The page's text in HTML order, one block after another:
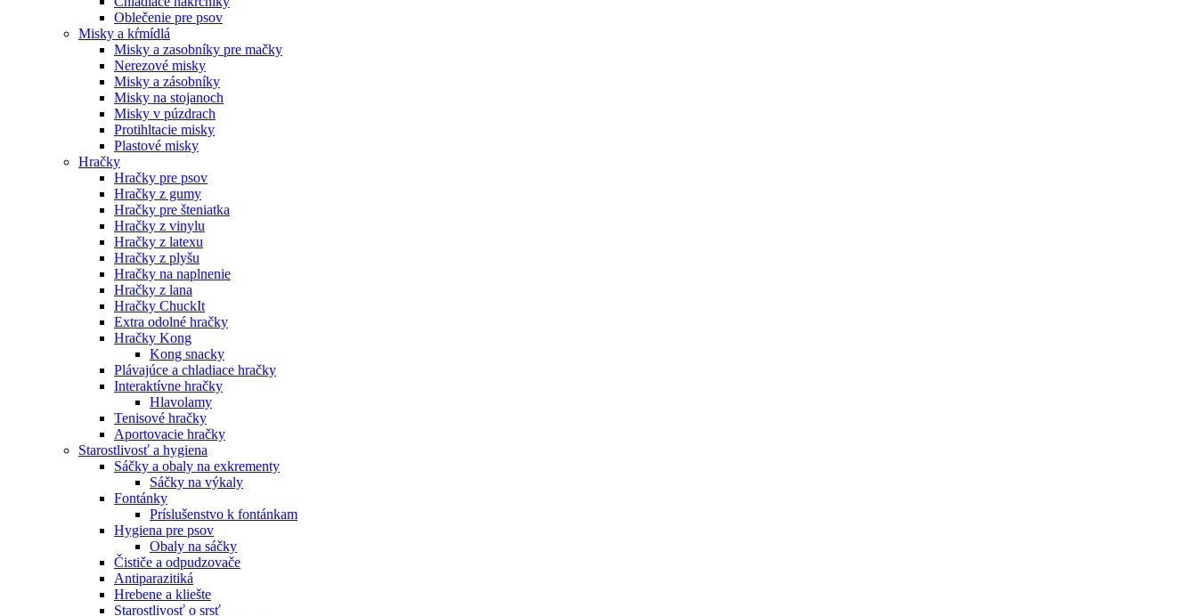
Oblečenie pre psov
Misky a kŕmídlá
Misky a zasobníky pre mačky
Nerezové misky
Misky a zásobníky
Misky na stojanoch
Misky v púzdrach
Protihltacie misky
Plastové misky
Hračky
Hračky pre psov
Hračky z gumy
Hračky pre šteniatka
Hračky z vinylu
Hračky z latexu
Hračky z plyšu
Hračky na naplnenie
Hračky z lana
Hračky ChuckIt
Extra odolné hračky
Hračky Kong
Kong snacky
Plávajúce a chladiace hračky
Interaktívne hračky
Hlavolamy
Tenisové hračky
Aportovacie hračky
Starostlivosť a hygiena
Sáčky a obaly na exkrementy
Sáčky na výkaly
Fontánky
Príslušenstvo k fontánkam
Hygiena pre psov
Obaly na sáčky
Čističe a odpudzovače
Antiparazitiká
Hrebene a kliešte
Starostlivosť o srsť